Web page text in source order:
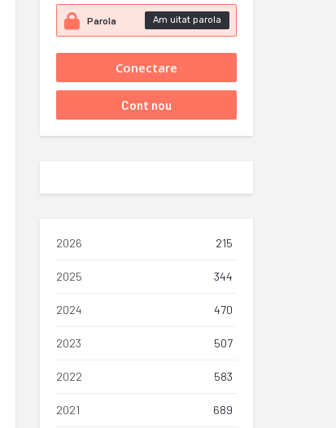
Am uitat parola
2026 215
2025 344
2024 470
2023 507
2022 583
2021 689